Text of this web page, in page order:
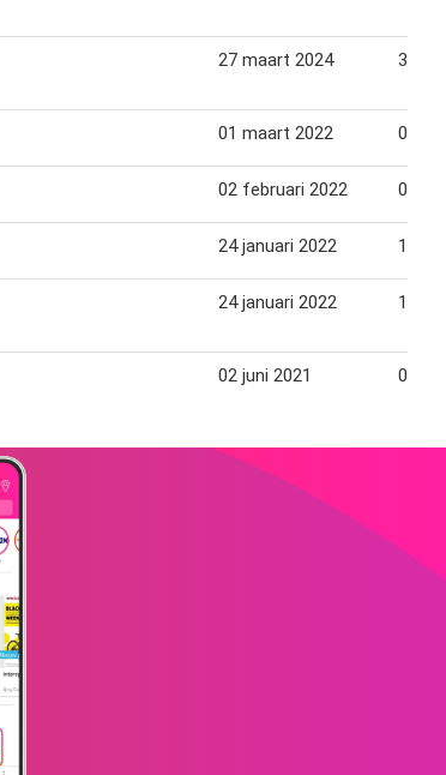
27 maart 2024 31
01 maart 2022 06
02 februari 2022 09
24 januari 2022 13
24 januari 2022 13
02 juni 2021 06